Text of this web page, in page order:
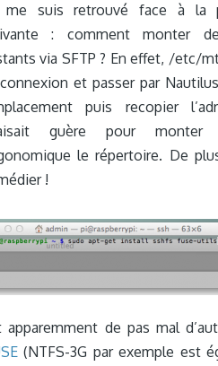
suis retrouvé face à la
: comment monter
via SFTP ? En effet, /etc/
et passer par
puis recopier
guère pour monter
le répertoire. De
!
apparemment de pas mal
(NTFS-3G par exemple est